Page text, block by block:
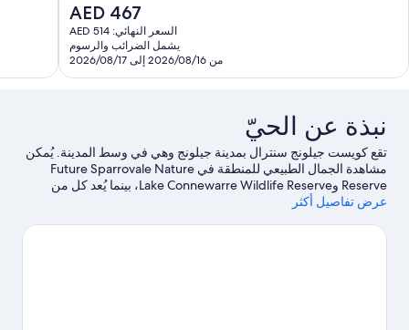
السعر
الحالي
هو
AED
467
AED 467
السعر النهائي: AED 514
يشمل الضرائب والرسوم
من 2026/08/16 إلى 2026/08/17
نبذة عن الحيّ
تقع كويست جيلونج سنترال بمدينة جيلونج وهي في وسط المدينة. يُمكن
مشاهدة الجمال الطبيعي للمنطقة في Future Sparrovale Nature
Reserve وLake Connewarre Wildlife Reserve، بينما يُعد كل من
في المدينة؟ احظ بمشاهدة ما يُحدث في ملعب جي إم إتش بي إيه أو
عرض تفاصيل أكثر